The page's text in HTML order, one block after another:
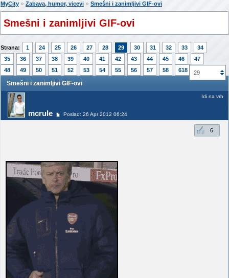
MyCity » Zabava, humor, vicevi » Smešni i zanimljivi GIF-ovi
Smešni i zanimljivi GIF-ovi
Strana: 1 24 25 26 27 28 29 30 31 32 33
34
35
36 37 38 39 40 41 42 43 44 45 46
47
48
49 50 51 52 53 54 55 56 57 58 618 29
Smešni i zanimljivi GIF-ovi
mcrule Poslao: 26 Apr 2012 06:24
Idi na vrh
6